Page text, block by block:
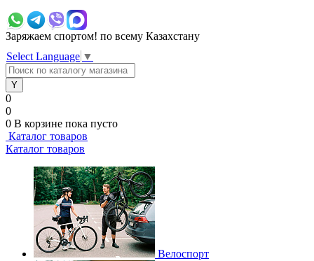
Заряжаем спортом! по всему Казахстану
Select Language ▼
0
0
0 В корзине пока пусто
Каталог товаров
Каталог товаров
Велоспорт